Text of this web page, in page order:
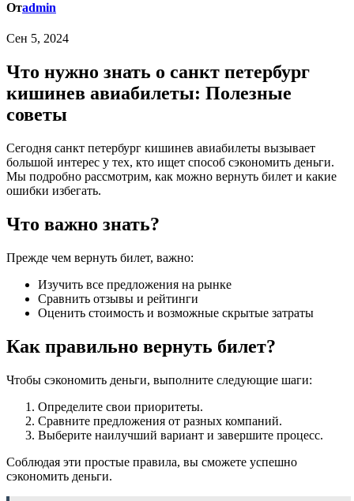
Отadmin
Сен 5, 2024
Что нужно знать о санкт петербург
кишинев авиабилеты: Полезные
советы
Сегодня санкт петербург кишинев авиабилеты вызывает
большой интерес у тех, кто ищет способ сэкономить деньги.
Мы подробно рассмотрим, как можно вернуть билет и какие
ошибки избегать.
Что важно знать?
Прежде чем вернуть билет, важно:
Изучить все предложения на рынке
Сравнить отзывы и рейтинги
Оценить стоимость и возможные скрытые затраты
Как правильно вернуть билет?
Чтобы сэкономить деньги, выполните следующие шаги:
Определите свои приоритеты.
Сравните предложения от разных компаний.
Выберите наилучший вариант и завершите процесс.
Соблюдая эти простые правила, вы сможете успешно
сэкономить деньги.